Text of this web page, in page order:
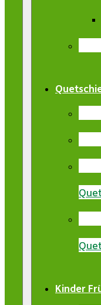
Kinder